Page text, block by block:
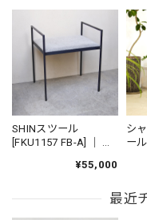
SHINスツール
[FKU1157 FB-A] ｜ ハ
運び アイアン ミニマ
¥55,000
シ
ー
イ
最近